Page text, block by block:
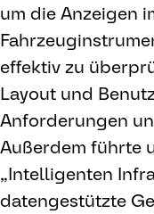
um die Anzeigen
effektiv zu
Layout und
Anforderungen
Außerdem führte
„Intelligenten
datengestützte